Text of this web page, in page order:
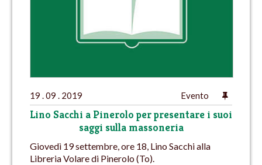
19 . 09 . 2019 Evento
Lino Sacchi a Pinerolo per presentare i suoi
saggi sulla massoneria
Giovedì 19 settembre, ore 18, Lino Sacchi alla
Libreria Volare di Pinerolo (To).